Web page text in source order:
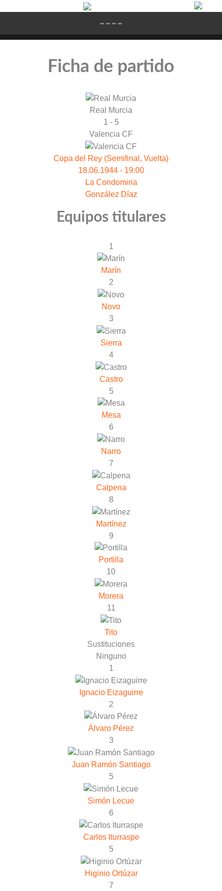
Ficha de partido
Real Murcia
1 - 5
Valencia CF
Copa del Rey (Semifinal, Vuelta)
18.06.1944 - 19:00
La Condomina
González Díaz
Equipos titulares
1
Marín
2
Novo
3
Sierra
4
Castro
5
Mesa
6
Narro
7
Calpena
8
Martínez
9
Portilla
10
Morera
11
Tito
Sustituciones
Ninguno
1
Ignacio Eizaguirre
2
Álvaro Pérez
3
Juan Ramón Santiago
5
Simón Lecue
6
Carlos Iturraspe
5
Higinio Ortúzar
7